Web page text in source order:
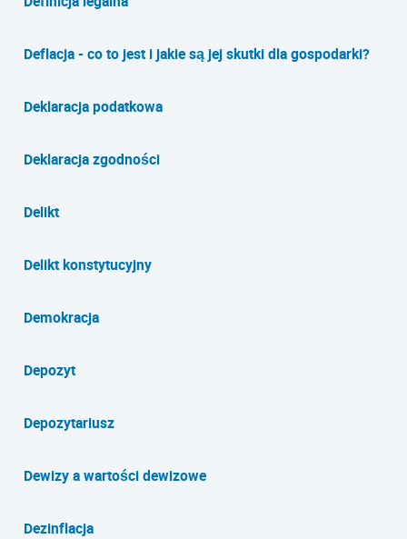
Deflacja - co to jest i jakie są jej skutki dla gospodarki?
Deklaracja podatkowa
Deklaracja zgodności
Delikt
Delikt konstytucyjny
Demokracja
Depozyt
Depozytariusz
Dewizy a wartości dewizowe
Dezinflacja